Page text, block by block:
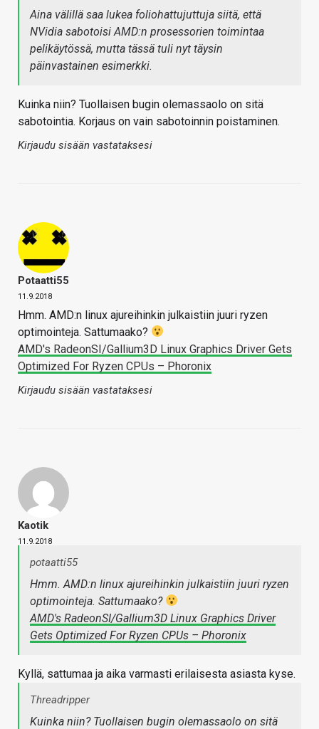
Aina välillä saa lukea foliohattujuttuja siitä, että
NVidia sabotoisi AMD:n prosessorien toimintaa
pelikäytössä, mutta tässä tuli nyt täysin
päinvastainen esimerkki.
Kuinka niin? Tuollaisen bugin olemassaolo on sitä
sabotointia. Korjaus on vain sabotoinnin poistaminen.
Kirjaudu sisään vastataksesi
Potaatti55
11.9.2018
Hmm. AMD:n linux ajureihinkin julkaistiin juuri ryzen
optimointeja. Sattumaako?
AMD's RadeonSI/Gallium3D Linux Graphics Driver Gets
Optimized For Ryzen CPUs – Phoronix
Kirjaudu sisään vastataksesi
Kaotik
11.9.2018
potaatti55
Hmm. AMD:n linux ajureihinkin julkaistiin juuri ryzen
optimointeja. Sattumaako?
AMD's RadeonSI/Gallium3D Linux Graphics Driver
Gets Optimized For Ryzen CPUs – Phoronix
Kyllä, sattumaa ja aika varmasti erilaisesta asiasta kyse.
Threadripper
Kuinka niin? Tuollaisen bugin olemassaolo on sitä